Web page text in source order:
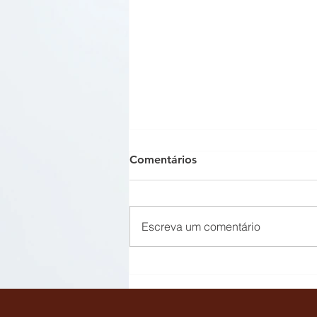
de forma absoluta, acesso
Comentários
Escreva um comentário